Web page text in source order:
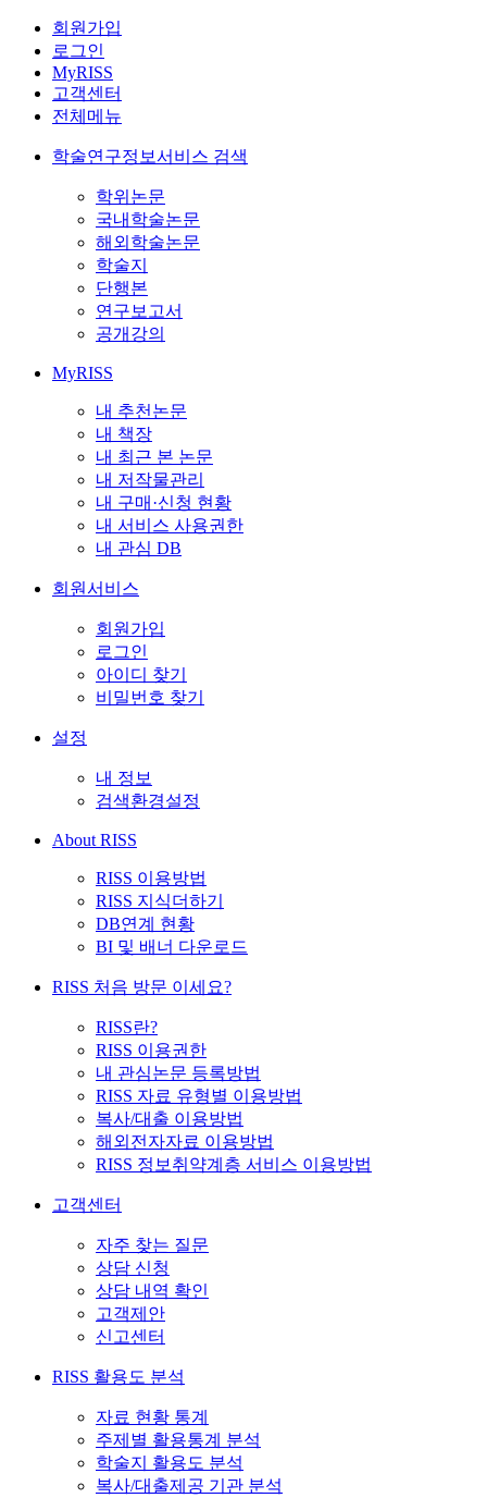
회원가입
로그인
MyRISS
고객센터
전체메뉴
학술연구정보서비스 검색
학위논문
국내학술논문
해외학술논문
학술지
단행본
연구보고서
공개강의
MyRISS
내 추천논문
내 책장
내 최근 본 논문
내 저작물관리
내 구매·신청 현황
내 서비스 사용권한
내 관심 DB
회원서비스
회원가입
로그인
아이디 찾기
비밀번호 찾기
설정
내 정보
검색환경설정
About RISS
RISS 이용방법
RISS 지식더하기
DB연계 현황
BI 및 배너 다운로드
RISS 처음 방문 이세요?
RISS란?
RISS 이용권한
내 관심논문 등록방법
RISS 자료 유형별 이용방법
복사/대출 이용방법
해외전자자료 이용방법
RISS 정보취약계층 서비스 이용방법
고객센터
자주 찾는 질문
상담 신청
상담 내역 확인
고객제안
신고센터
RISS 활용도 분석
자료 현황 통계
주제별 활용통계 분석
학술지 활용도 분석
복사/대출제공 기관 분석